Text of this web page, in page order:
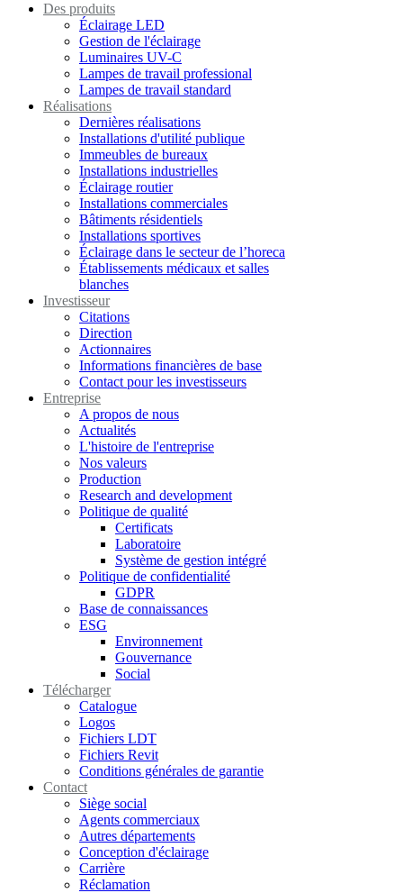
Des produits
Éclairage LED
Gestion de l'éclairage
Luminaires UV-C
Lampes de travail professional
Lampes de travail standard
Réalisations
Dernières réalisations
Installations d'utilité publique
Immeubles de bureaux
Installations industrielles
Éclairage routier
Installations commerciales
Bâtiments résidentiels
Installations sportives
Éclairage dans le secteur de l’horeca
Établissements médicaux et salles
blanches
Investisseur
Citations
Direction
Actionnaires
Informations financières de base
Contact pour les investisseurs
Entreprise
A propos de nous
Actualités
L'histoire de l'entreprise
Nos valeurs
Production
Research and development
Politique de qualité
Certificats
Laboratoire
Système de gestion intégré
Politique de confidentialité
GDPR
Base de connaissances
ESG
Environnement
Gouvernance
Social
Télécharger
Catalogue
Logos
Fichiers LDT
Fichiers Revit
Conditions générales de garantie
Contact
Siège social
Agents commerciaux
Autres départements
Conception d'éclairage
Carrière
Réclamation